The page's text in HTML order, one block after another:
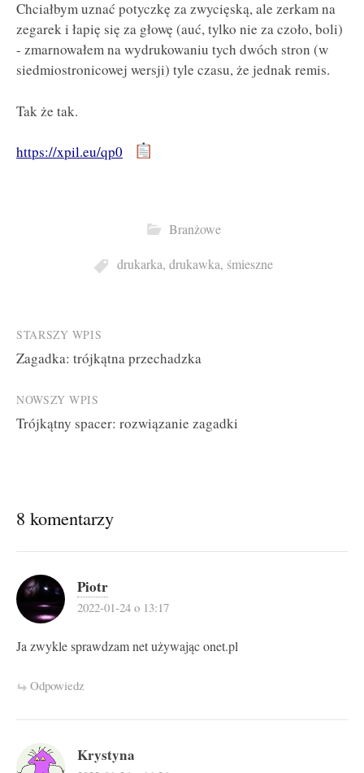
Chciałbym uznać potyczkę za zwycięską, ale zerkam na
zegarek i łapię się za głowę (auć, tylko nie za czoło, boli)
- zmarnowałem na wydrukowaniu tych dwóch stron (w
siedmiostronicowej wersji) tyle czasu, że jednak remis.
Tak że tak.
https://xpil.eu/qp0
Branżowe
drukarka, drukawka, śmieszne
Post
navigation
STARSZY WPIS
Zagadka: trójkątna przechadzka
NOWSZY WPIS
Trójkątny spacer: rozwiązanie zagadki
8 komentarzy
Piotr
2022-01-24 o 13:17
Ja zwykle sprawdzam net używając onet.pl
Odpowiedz
Krystyna